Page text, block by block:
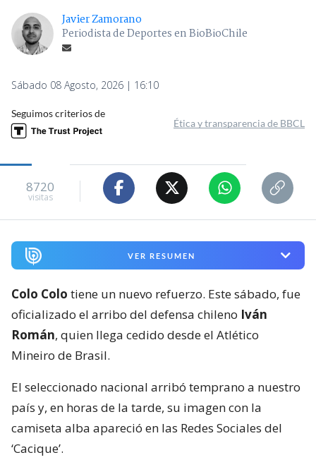
Javier Zamorano
Periodista de Deportes en BioBioChile
Sábado 08 Agosto, 2026 | 16:10
Seguimos criterios de
Ética y transparencia de BBCL
8720
visitas
VER RESUMEN
Colo Colo tiene un nuevo refuerzo. Este sábado, fue
oficializado el arribo del defensa chileno Iván
Román, quien llega cedido desde el Atlético
Mineiro de Brasil.
El seleccionado nacional arribó temprano a nuestro
país y, en horas de la tarde, su imagen con la
camiseta alba apareció en las Redes Sociales del
‘Cacique’.